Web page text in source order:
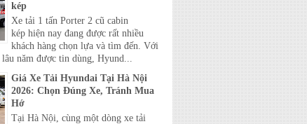
kép
Xe tải 1 tấn Porter 2 cũ cabin
kép hiện nay đang được rất nhiều
khách hàng chọn lựa và tìm đến. Với
năm được tin dùng, Hyund...
Giá Xe Tải Hyundai Tại Hà Nội
2026: Chọn Đúng Xe, Tránh Mua
Hớ
Tại Hà Nội, cùng một dòng xe tải